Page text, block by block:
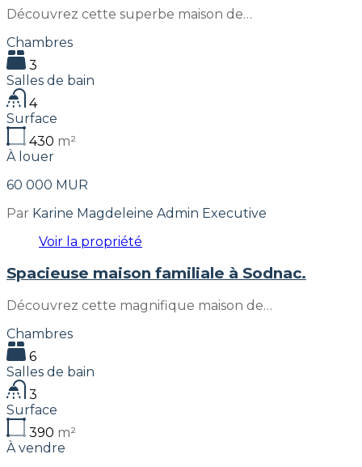
Découvrez cette superbe maison de…
Chambres
3
Salles de bain
4
Surface
430 m²
À louer
60 000 MUR
Par Karine Magdeleine Admin Executive
Voir la propriété
Spacieuse maison familiale à Sodnac.
Découvrez cette magnifique maison de…
Chambres
6
Salles de bain
3
Surface
390 m²
À vendre